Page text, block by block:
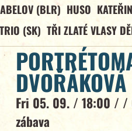
(BLR) HUSO
(SK) TŘI ZLATÉ VLASY
DVOŘÁKOVÁ
Fri 05. 09. / 18:00 / /
zábava